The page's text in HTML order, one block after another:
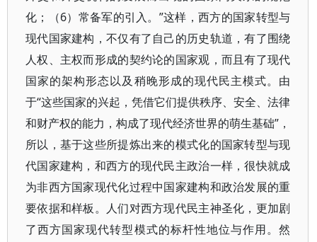
化；（6）常备军的引入。”这样，西方的国家转型与
现代国家建构，不仅有了自己的历史轨道，有了围绕
人权、主权而形成的契约论的国家观，而且有了现代
国家的架构形态以及稍晚形成的现代民主模式。由
于“这些国家的兴起，凭借它们提供秩序、安全、法律
和财产权的能力，构成了现代经济世界的萌生基础”，
所以，基于这些所提炼出来的模式化的国家转型与现
代国家建构，和西方的现代民主政治一样，很快就成
为非西方国家现代化过程中国家建构和政治发展的重
要依据和样板。人们对西方现代民主神圣化，更加剧
了西方国家现代转型模式的标杆性地位与作用。然